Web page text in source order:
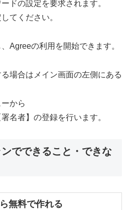
ドの設定を要求されます。
てください。
Agreeの利用を開始できます。
場合はメイン画面の左側にある
から
名者】の登録を行います。
でできること・できな
無料で作れる